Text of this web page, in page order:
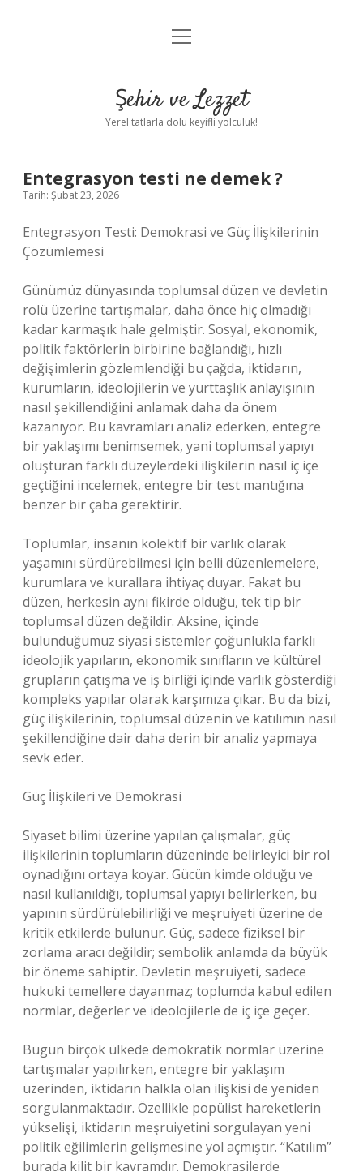
Anasayfa
Yasal Uyarı
menüyü
Şehir ve Lezzet
Yerel tatlarla dolu keyifli yolculuk!
Entegrasyon testi ne demek ?
Tarih: Şubat 23, 2026
Entegrasyon Testi: Demokrasi ve Güç İlişkilerinin
Çözümlemesi
Günümüz dünyasında toplumsal düzen ve devletin
rolü üzerine tartışmalar, daha önce hiç olmadığı
kadar karmaşık hale gelmiştir. Sosyal, ekonomik,
politik faktörlerin birbirine bağlandığı, hızlı
değişimlerin gözlemlendiği bu çağda, iktidarın,
kurumların, ideolojilerin ve yurttaşlık anlayışının
nasıl şekillendiğini anlamak daha da önem
kazanıyor. Bu kavramları analiz ederken, entegre
bir yaklaşımı benimsemek, yani toplumsal yapıyı
oluşturan farklı düzeylerdeki ilişkilerin nasıl iç içe
geçtiğini incelemek, entegre bir test mantığına
benzer bir çaba gerektirir.
Toplumlar, insanın kolektif bir varlık olarak
yaşamını sürdürebilmesi için belli düzenlemelere,
kurumlara ve kurallara ihtiyaç duyar. Fakat bu
düzen, herkesin aynı fikirde olduğu, tek tip bir
toplumsal düzen değildir. Aksine, içinde
bulunduğumuz siyasi sistemler çoğunlukla farklı
ideolojik yapıların, ekonomik sınıfların ve kültürel
grupların çatışma ve iş birliği içinde varlık gösterdiği
kompleks yapılar olarak karşımıza çıkar. Bu da bizi,
güç ilişkilerinin, toplumsal düzenin ve katılımın nasıl
şekillendiğine dair daha derin bir analiz yapmaya
sevk eder.
Güç İlişkileri ve Demokrasi
Siyaset bilimi üzerine yapılan çalışmalar, güç
ilişkilerinin toplumların düzeninde belirleyici bir rol
oynadığını ortaya koyar. Gücün kimde olduğu ve
nasıl kullanıldığı, toplumsal yapıyı belirlerken, bu
yapının sürdürülebilirliği ve meşruiyeti üzerine de
kritik etkilerde bulunur. Güç, sadece fiziksel bir
zorlama aracı değildir; sembolik anlamda da büyük
bir öneme sahiptir. Devletin meşruiyeti, sadece
hukuki temellere dayanmaz; toplumda kabul edilen
normlar, değerler ve ideolojilerle de iç içe geçer.
Bugün birçok ülkede demokratik normlar üzerine
tartışmalar yapılırken, entegre bir yaklaşım
üzerinden, iktidarın halkla olan ilişkisi de yeniden
sorgulanmaktadır. Özellikle popülist hareketlerin
yükselişi, iktidarın meşruiyetini sorgulayan yeni
politik eğilimlerin gelişmesine yol açmıştır. “Katılım”
burada kilit bir kavramdır. Demokrasilerde